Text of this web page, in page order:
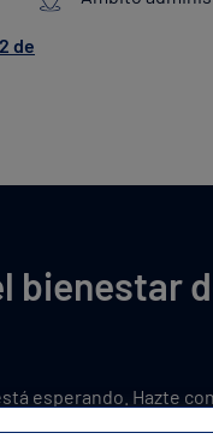
de
bienestar
esperando. Hazte